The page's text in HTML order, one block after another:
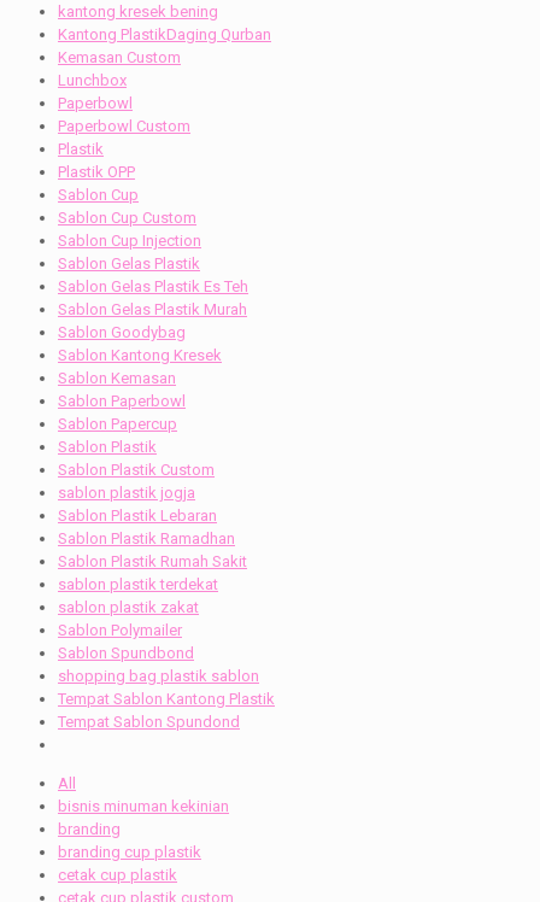
kantong kresek bening
Kantong PlastikDaging Qurban
Kemasan Custom
Lunchbox
Paperbowl
Paperbowl Custom
Plastik
Plastik OPP
Sablon Cup
Sablon Cup Custom
Sablon Cup Injection
Sablon Gelas Plastik
Sablon Gelas Plastik Es Teh
Sablon Gelas Plastik Murah
Sablon Goodybag
Sablon Kantong Kresek
Sablon Kemasan
Sablon Paperbowl
Sablon Papercup
Sablon Plastik
Sablon Plastik Custom
sablon plastik jogja
Sablon Plastik Lebaran
Sablon Plastik Ramadhan
Sablon Plastik Rumah Sakit
sablon plastik terdekat
sablon plastik zakat
Sablon Polymailer
Sablon Spundbond
shopping bag plastik sablon
Tempat Sablon Kantong Plastik
Tempat Sablon Spundond
All
bisnis minuman kekinian
branding
branding cup plastik
cetak cup plastik
cetak cup plastik custom